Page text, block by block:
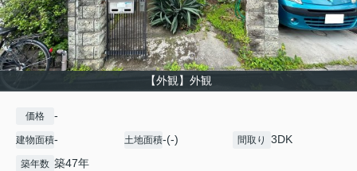
【外観】外観
価格 -
建物面積- 土地面積-(-) 間取り 3DK
築年数 築47年